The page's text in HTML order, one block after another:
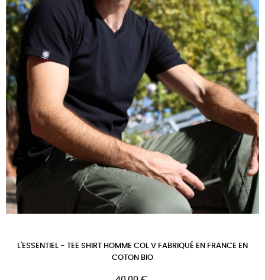
L'ESSENTIEL - TEE SHIRT HOMME COL V FABRIQUÉ EN FRANCE EN
COTON BIO